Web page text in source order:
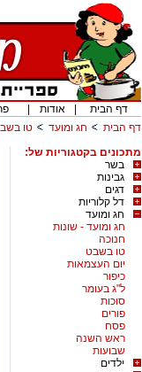
דף הבית
אודות
דף הבית
חג ומועד טו
מתכונים בקטגוריות של:
בשר
גבינות
דגים
דל קלוריות
חג ומועד
חג ומועד - שונות
חנוכה
טו בשבט
יום העצמאות
כיפור
ל"ג בעומר
סוכות
פורים
פסח
ראש השנה
שבועות
ילדים